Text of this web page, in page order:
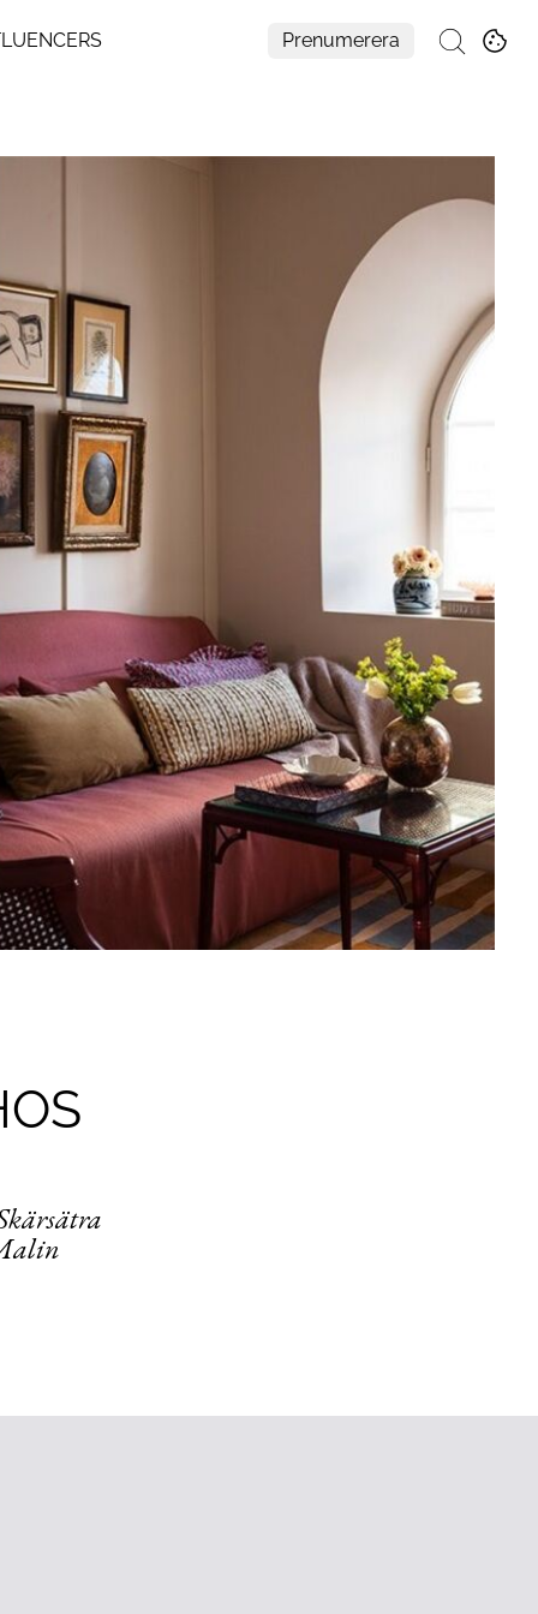
Prenumerera
Om Residence
Nyhetsbrev
My Residence
Formpriset
Kontakt
Cookies
Hantera Preferenser
Integritetspolicy
Aller Medias AI-policy
Creative studio